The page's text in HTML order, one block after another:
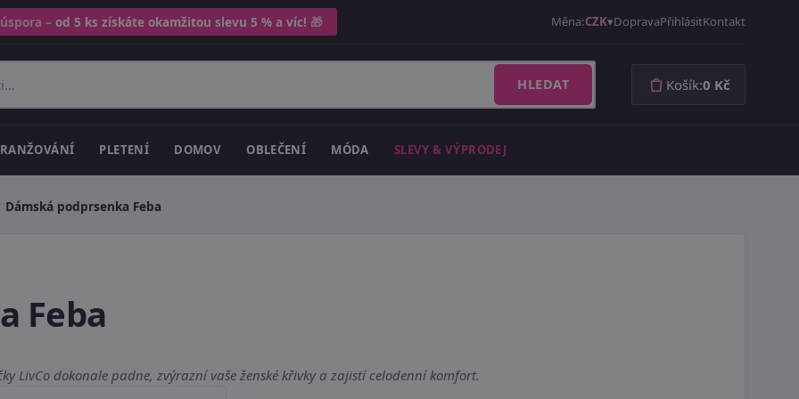
– od 5 ks získáte okamžitou slevu 5 % a víc! 🎁 Měna:CZK DopravaPřihlásitKontakt
HLEDAT Košík:0 Kč
PLETENÍ DOMOV OBLEČENÍ MÓDA SLEVY & VÝPRODEJ
Dámská podprsenka Feba
Feba
LivCo dokonale padne, zvýrazní vaše ženské křivky a zajistí celodenní komfort.